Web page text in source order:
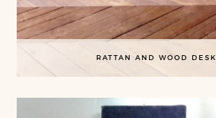
RATTAN AND WOOD DESK